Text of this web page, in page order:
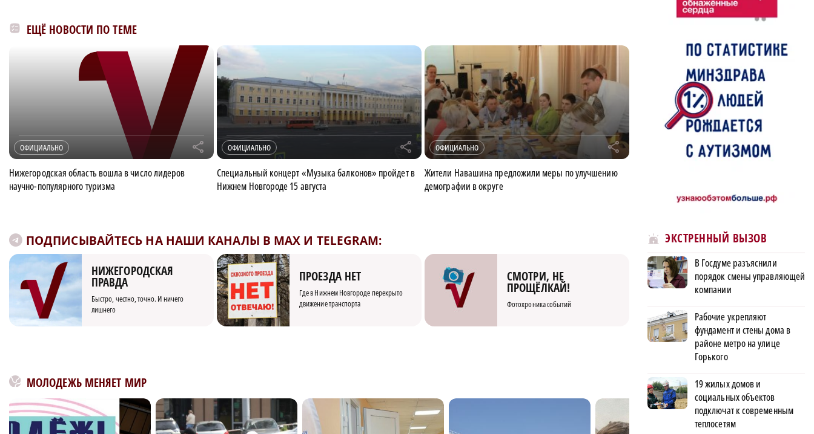
ЕЩЁ НОВОСТИ ПО ТЕМЕ
ОФИЦИАЛЬНО r
Нижегородская область вошла в число лидеров
научно-популярного туризма
ОФИЦИАЛЬНО r
Специальный концерт «Музыка балконов» пройдет в
Нижнем Новгороде 15 августа
ОФИЦИАЛЬНО r
Жители Навашина предложили меры по улучшению
демографии в округе
ПОДПИСЫВАЙТЕСЬ НА НАШИ КАНАЛЫ В MAX И TELEGRAM:
НИЖЕГОРОДСКАЯ
ПРАВДА
Быстро, честно, точно. И ничего
лишнего
ПРОЕЗДА НЕТ
Где в Нижнем Новгороде перекрыто
движение транспорта
СМОТРИ, НЕ
ПРОЩЁЛКАЙ!
Фотохроника событий
МОЛОДЕЖЬ МЕНЯЕТ МИР
ЭКСТРЕННЫЙ ВЫЗОВ
В Госдуме разъяснили
порядок смены управляющей
компании
Рабочие укрепляют
фундамент и стены дома в
районе метро на улице
Горького
19 жилых домов и
социальных объектов
подключат к современным
теплосетям